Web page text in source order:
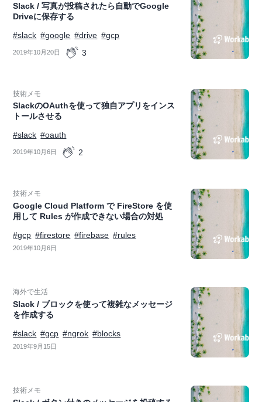
Slack / 写真が投稿されたら自動でGoogle
Driveに保存する
#slack #google #drive #gcp
2019年10月20日 3
技術メモ
SlackのOAuthを使って独自アプリをインス
トールさせる
#slack #oauth
2019年10月6日 2
技術メモ
Google Cloud Platform で FireStore を使
用して Rules が作成できない場合の対処
#gcp #firestore #firebase #rules
2019年10月6日
海外で生活
Slack / ブロックを使って複雑なメッセージ
を作成する
#slack #gcp #ngrok #blocks
2019年9月15日
技術メモ